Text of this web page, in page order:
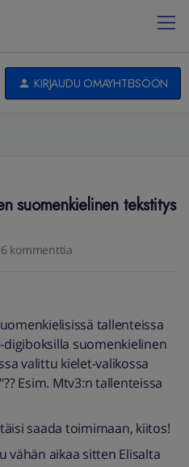
KIRJAUDU OMAYHTEISÖÖN
suomenkielinen tekstitys
kommenttia
tallenteissa
suomenkielinen
valittu kielet-valikossa
Esim. Mtv3:n tallenteissa
saada toimimaan, kiitos!
vähän aikaa sitten Elisalta